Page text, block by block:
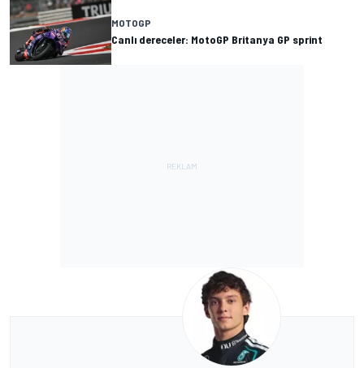
MOTOGP
Canlı dereceler: MotoGP Britanya GP sprint